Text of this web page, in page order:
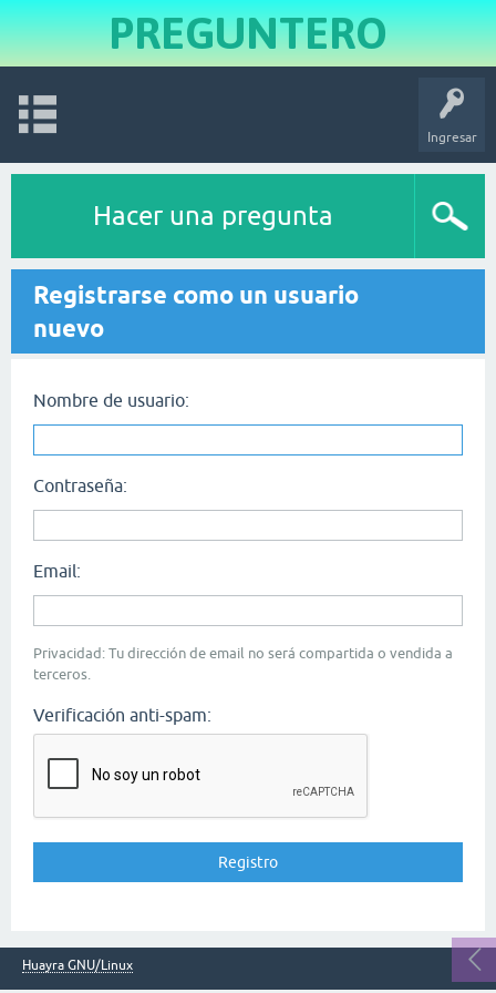
PREGUNTERO
Ingresar
Hacer una pregunta
Registrarse como un usuario
nuevo
Nombre de usuario:
Contraseña:
Email:
Privacidad: Tu dirección de email no será compartida o vendida a
terceros.
Verificación anti-spam:
Huayra GNU/Linux